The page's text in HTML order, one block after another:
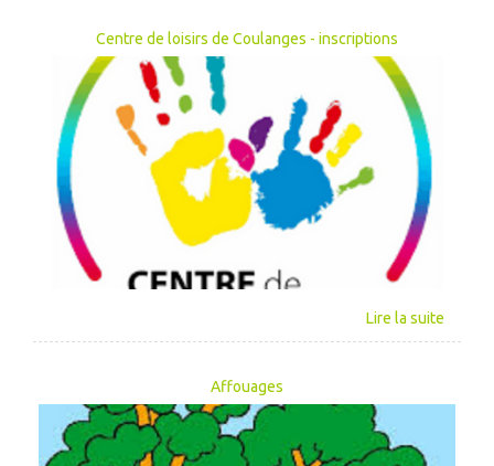
Centre de loisirs de Coulanges - inscriptions
Affouages